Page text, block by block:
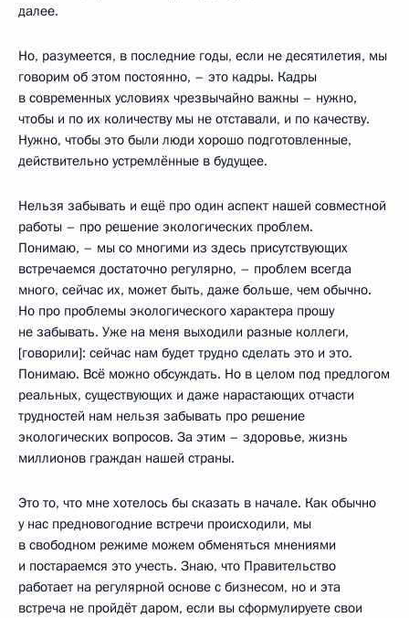
далее.
Но, разумеется, в последние годы, если не десятилетия, мы
говорим об этом постоянно, – это кадры. Кадры
в современных условиях чрезвычайно важны – нужно,
чтобы и по их количеству мы не отставали, и по качеству.
Нужно, чтобы это были люди хорошо подготовленные,
действительно устремлённые в будущее.
Нельзя забывать и ещё про один аспект нашей совместной
работы – про решение экологических проблем.
Понимаю, – мы со многими из здесь присутствующих
встречаемся достаточно регулярно, – проблем всегда
много, сейчас их, может быть, даже больше, чем обычно.
Но про проблемы экологического характера прошу
не забывать. Уже на меня выходили разные коллеги,
[говорили]: сейчас нам будет трудно сделать это и это.
Понимаю. Всё можно обсуждать. Но в целом под предлогом
реальных, существующих и даже нарастающих отчасти
трудностей нам нельзя забывать про решение
экологических вопросов. За этим – здоровье, жизнь
миллионов граждан нашей страны.
Это то, что мне хотелось бы сказать в начале. Как обычно
у нас предновогодние встречи происходили, мы
в свободном режиме можем обменяться мнениями
и постараемся это учесть. Знаю, что Правительство
работает на регулярной основе с бизнесом, но и эта
встреча не пройдёт даром, если вы сформулируете свои